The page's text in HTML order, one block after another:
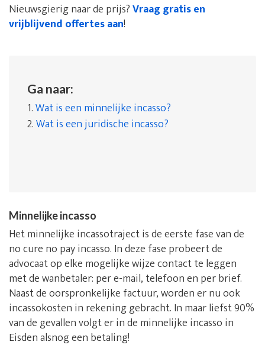
Nieuwsgierig naar de prijs?Vraag gratis en
vrijblijvend offertes aan!
Ga naar:
1.Wat is een minnelijke incasso?
2.Wat is een juridische incasso?
Minnelijke incasso
Het minnelijke incassotraject is de eerste fase van de
no cure no pay incasso. In deze fase probeert de
advocaat op elke mogelijke wijze contact te leggen
met de wanbetaler: per e-mail, telefoon en per brief.
Naast de oorspronkelijke factuur, worden er nu ook
incassokosten in rekening gebracht. In maar liefst 90%
van de gevallen volgt er in de minnelijke incasso in
Eisden alsnog een betaling!